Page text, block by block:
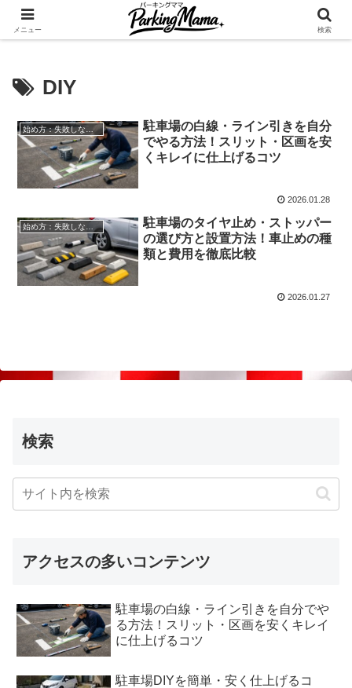
✨空き家・自宅の駐車場を貸してゆとりget🍵
DIY
駐車場の白線・ライン引きを自分
でやる方法！スリット・区画を安
くキレイに仕上げるコツ
2026.01.28
駐車場のタイヤ止め・ストッパー
の選び方と設置方法！車止めの種
類と費用を徹底比較
2026.01.27
検索
アクセスの多いコンテンツ
駐車場の白線・ライン引きを自分でや
る方法！スリット・区画を安くキレイ
に仕上げるコツ
駐車場DIYを簡単・安く仕上げるコ
メニュー 検索